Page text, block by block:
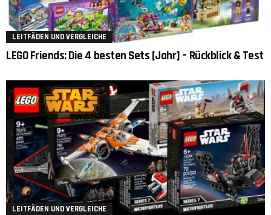
LEITFÄDEN UND VERGLEICHE
LEGO Friends: Die 4 besten Sets [Jahr] – Rückblick & Test
LEITFÄDEN UND VERGLEICHE